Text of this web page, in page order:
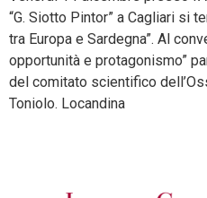
“G. Siotto Pintor” a Cagliari si
tra Europa e Sardegna”. Al
opportunità e protagonismo”
del comitato scientifico
Toniolo. Locandina